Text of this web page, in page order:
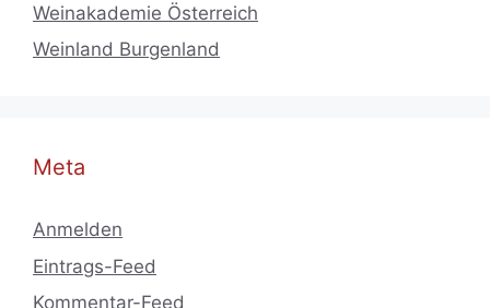
Weinakademie Österreich
Weinland Burgenland
Meta
Anmelden
Eintrags-Feed
Kommentar-Feed